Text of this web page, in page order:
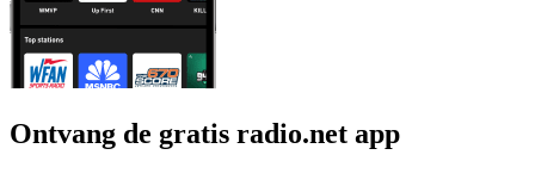
Ontvang de gratis radio.net app